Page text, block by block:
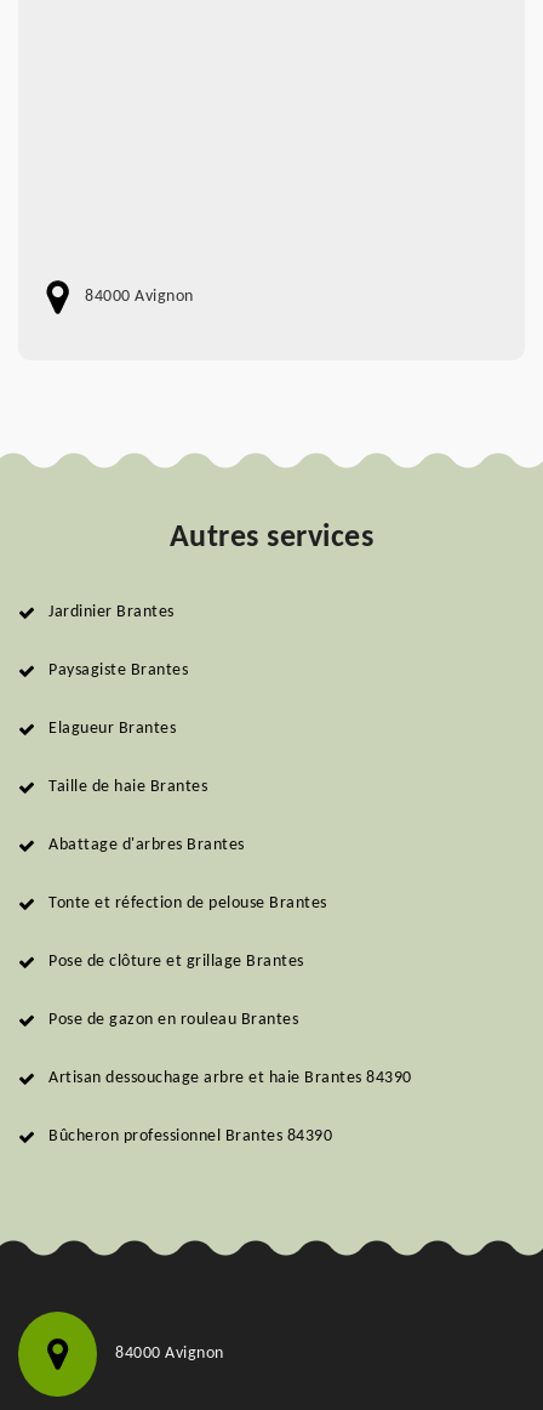
84000 Avignon
Autres services
Jardinier Brantes
Paysagiste Brantes
Elagueur Brantes
Taille de haie Brantes
Abattage d'arbres Brantes
Tonte et réfection de pelouse Brantes
Pose de clôture et grillage Brantes
Pose de gazon en rouleau Brantes
Artisan dessouchage arbre et haie Brantes 84390
Bûcheron professionnel Brantes 84390
84000 Avignon